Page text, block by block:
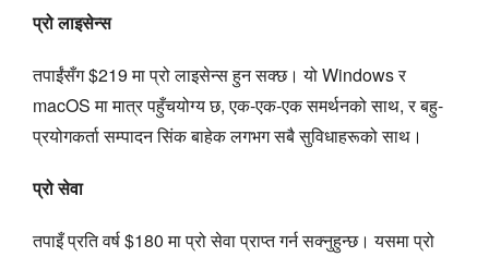
प्रो लाइसेन्स
तपाईंसँग $219 मा प्रो लाइसेन्स हुन सक्छ। यो Windows र
macOS मा मात्र पहुँचयोग्य छ, एक-एक-एक समर्थनको साथ, र बहु-
प्रयोगकर्ता सम्पादन सिंक बाहेक लगभग सबै सुविधाहरूको साथ।
प्रो सेवा
तपाइँ प्रति वर्ष $180 मा प्रो सेवा प्राप्त गर्न सक्नुहुन्छ। यसमा प्रो